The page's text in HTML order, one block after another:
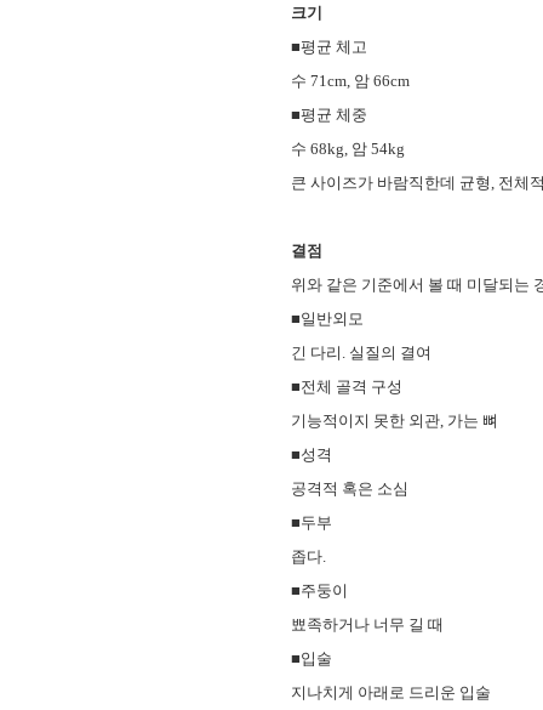
크기
■평균 체고
수 71cm, 암 66cm
■평균 체중
수 68kg, 암 54kg
큰 사이즈가 바람직한데 균형, 전체
결점
위와 같은 기준에서 볼 때 미달되는
■일반외모
긴 다리. 실질의 결여
■전체 골격 구성
기능적이지 못한 외관, 가는 뼈
■성격
공격적 혹은 소심
■두부
좁다.
■주둥이
뾰족하거나 너무 길 때
■입술
지나치게 아래로 드리운 입술